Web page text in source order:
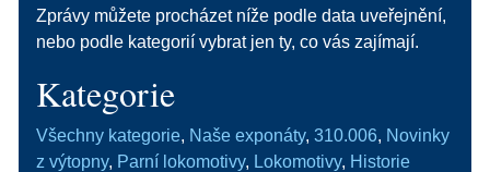
Zprávy můžete procházet níže podle data uveřejnění,
nebo podle kategorií vybrat jen ty, co vás zajímají.
Kategorie
Všechny kategorie, Naše exponáty,310.006, Novinky
z výtopny, Parní lokomotivy, Lokomotivy, Historie